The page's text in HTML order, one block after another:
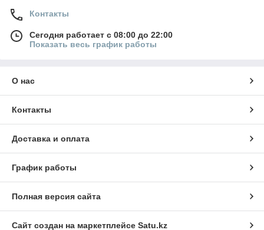
Контакты
Сегодня работает с 08:00 до 22:00
Показать весь график работы
О нас
Контакты
Доставка и оплата
График работы
Полная версия сайта
Сайт создан на маркетплейсе Satu.kz